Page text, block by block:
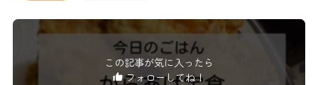
この記事が気に入ったら
フォローしてね！